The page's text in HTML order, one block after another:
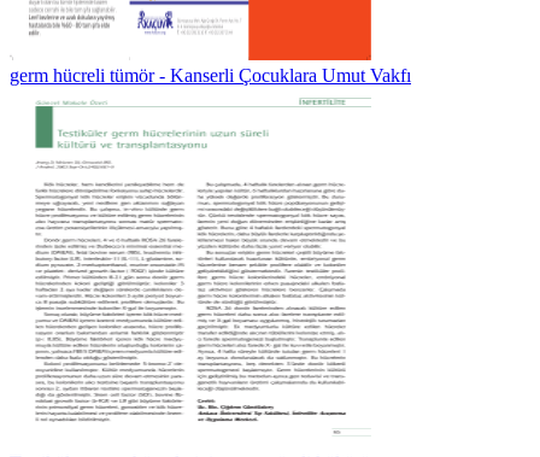
germ hücreli tümör - Kanserli Çocuklara Umut Vakfı